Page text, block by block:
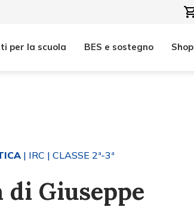
per la scuola BES e sostegno Shop
| IRC | CLASSE 2ª-3ª
di Giuseppe